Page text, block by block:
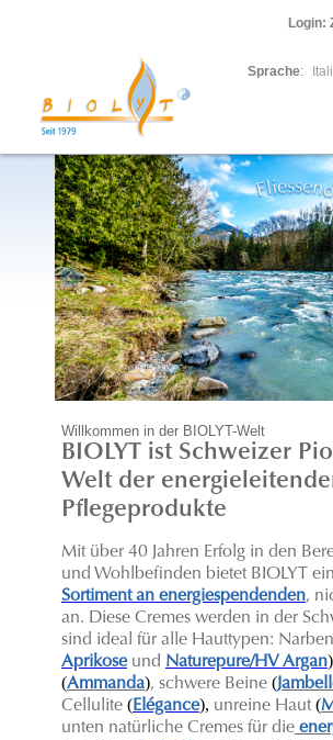
Login:
Sprache:
Willkommen in der BIOLYT-Welt
BIOLYT ist Schweizer
Welt der
Pflegeprodukte
Mit über 40 Jahren Erfolg in den
und Wohlbefinden bietet BIOLYT
Sortiment an energiespendenden,
an. Diese Cremes werden in der
sind ideal für alle Hauttypen:
Aprikose und Naturepure/HV Argan
(Ammanda), schwere Beine (
Cellulite (Elégance), unreine Haut (
unten natürliche Cremes für die